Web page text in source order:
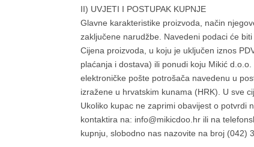
II) UVJETI I POSTUPAK KUPNJE
Glavne karakteristike proizvoda, način
zaključene narudžbe. Navedeni podaci će
Cijena proizvoda, u koju je uključen iznos
plaćanja i dostava) ili ponudi koju Mikić
elektroničke pošte potrošača navedenu u
izražene u hrvatskim kunama (HRK). U sve
Ukoliko kupac ne zaprimi obavijest o potvrdi
kontaktira na: info@mikicdoo.hr ili na
kupnju, slobodno nas nazovite na broj (042)